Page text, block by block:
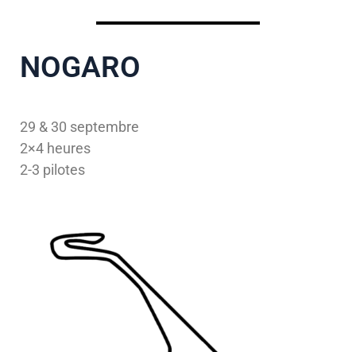
NOGARO
29 & 30 septembre
2×4 heures
2-3 pilotes